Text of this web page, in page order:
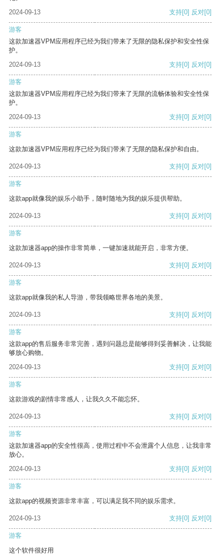
2024-09-13
支持[0] 反对[0]
游客
这款加速器VPM应用程序已经为我们带来了无限的隐私保护和安全性保
护。
2024-09-13
支持[0] 反对[0]
游客
这款加速器VPM应用程序已经为我们带来了无限的流畅体验和安全性保
护。
2024-09-13
支持[0] 反对[0]
游客
这款加速器VPM应用程序已经为我们带来了无限的隐私保护和自由。
2024-09-13 支持[0] 反对[0]
游客
这款app就像我的娱乐小助手，随时随地为我的娱乐提供帮助。
2024-09-13 支持[0] 反对[0]
游客
这款加速器app的操作非常简单，一键加速就能开启，非常方便。
2024-09-13 支持[0] 反对[0]
游客
这款app就像我的私人导游，带我领略世界各地的美景。
2024-09-13 支持[0] 反对[0]
游客
这款app的售后服务非常完善，遇到问题总是能够得到妥善解决，让我能
够放心购物。
2024-09-13
支持[0] 反对[0]
游客
这款游戏的剧情非常感人，让我久久不能忘怀。
2024-09-13 支持[0] 反对[0]
游客
这款加速器app的安全性很高，使用过程中不会泄露个人信息，让我非常
放心。
2024-09-13
支持[0] 反对[0]
游客
这款app的视频资源非常丰富，可以满足我不同的娱乐需求。
2024-09-13 支持[0] 反对[0]
游客
这个软件很好用